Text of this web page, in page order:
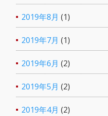
2019年8月 (1)
2019年7月 (1)
2019年6月 (2)
2019年5月 (2)
2019年4月 (2)